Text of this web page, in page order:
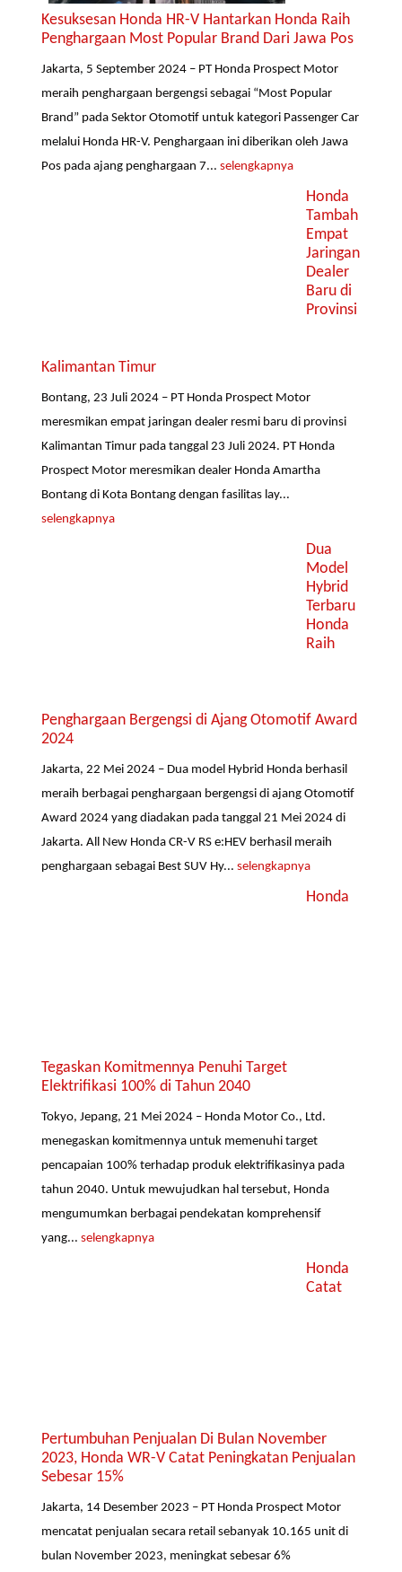
Kesuksesan Honda HR-V Hantarkan Honda Raih
Penghargaan Most Popular Brand Dari Jawa Pos
Jakarta, 5 September 2024 – PT Honda Prospect Motor
meraih penghargaan bergengsi sebagai “Most Popular
Brand” pada Sektor Otomotif untuk kategori Passenger Car
melalui Honda HR-V. Penghargaan ini diberikan oleh Jawa
Pos pada ajang penghargaan 7...selengkapnya
Honda
Tambah
Empat
Jaringan
Dealer
Baru di
Provinsi
Kalimantan Timur
Bontang, 23 Juli 2024 – PT Honda Prospect Motor
meresmikan empat jaringan dealer resmi baru di provinsi
Kalimantan Timur pada tanggal 23 Juli 2024. PT Honda
Prospect Motor meresmikan dealer Honda Amartha
Bontang di Kota Bontang dengan fasilitas lay...
selengkapnya
Dua
Model
Hybrid
Terbaru
Honda
Raih
Penghargaan Bergengsi di Ajang Otomotif Award
2024
Jakarta, 22 Mei 2024 – Dua model Hybrid Honda berhasil
meraih berbagai penghargaan bergengsi di ajang Otomotif
Award 2024 yang diadakan pada tanggal 21 Mei 2024 di
Jakarta. All New Honda CR-V RS e:HEV berhasil meraih
penghargaan sebagai Best SUV Hy...selengkapnya
Honda
Tegaskan Komitmennya Penuhi Target
Elektrifikasi 100% di Tahun 2040
Tokyo, Jepang, 21 Mei 2024 – Honda Motor Co., Ltd.
menegaskan komitmennya untuk memenuhi target
pencapaian 100% terhadap produk elektrifikasinya pada
tahun 2040. Untuk mewujudkan hal tersebut, Honda
mengumumkan berbagai pendekatan komprehensif
yang...selengkapnya
Honda
Catat
Pertumbuhan Penjualan Di Bulan November
2023, Honda WR-V Catat Peningkatan Penjualan
Sebesar 15%
Jakarta, 14 Desember 2023 – PT Honda Prospect Motor
mencatat penjualan secara retail sebanyak 10.165 unit di
bulan November 2023, meningkat sebesar 6%